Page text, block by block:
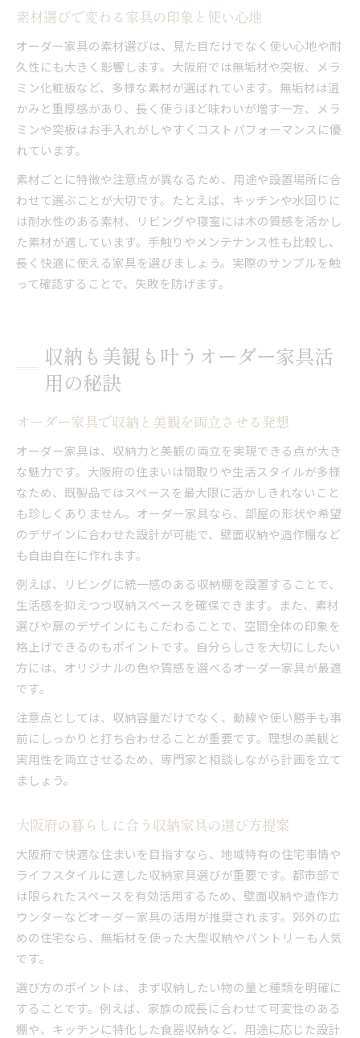
素材選びで変わる家具の印象と使い心地
オーダー家具の素材選びは、見た目だけでなく使い心地や耐
久性にも大きく影響します。大阪府では無垢材や突板、メラ
ミン化粧板など、多様な素材が選ばれています。無垢材は温
かみと重厚感があり、長く使うほど味わいが増す一方、メラ
ミンや突板はお手入れがしやすくコストパフォーマンスに優
れています。
素材ごとに特徴や注意点が異なるため、用途や設置場所に合
わせて選ぶことが大切です。たとえば、キッチンや水回りに
は耐水性のある素材、リビングや寝室には木の質感を活かし
た素材が適しています。手触りやメンテナンス性も比較し、
長く快適に使える家具を選びましょう。実際のサンプルを触
って確認することで、失敗を防げます。
収納も美観も叶うオーダー家具活
用の秘訣
オーダー家具で収納と美観を両立させる発想
オーダー家具は、収納力と美観の両立を実現できる点が大き
な魅力です。大阪府の住まいは間取りや生活スタイルが多様
なため、既製品ではスペースを最大限に活かしきれないこと
も珍しくありません。オーダー家具なら、部屋の形状や希望
のデザインに合わせた設計が可能で、壁面収納や造作棚など
も自由自在に作れます。
例えば、リビングに統一感のある収納棚を設置することで、
生活感を抑えつつ収納スペースを確保できます。また、素材
選びや扉のデザインにもこだわることで、空間全体の印象を
格上げできるのもポイントです。自分らしさを大切にしたい
方には、オリジナルの色や質感を選べるオーダー家具が最適
です。
注意点としては、収納容量だけでなく、動線や使い勝手も事
前にしっかりと打ち合わせることが重要です。理想の美観と
実用性を両立させるため、専門家と相談しながら計画を立て
ましょう。
大阪府の暮らしに合う収納家具の選び方提案
大阪府で快適な住まいを目指すなら、地域特有の住宅事情や
ライフスタイルに適した収納家具選びが重要です。都市部で
は限られたスペースを有効活用するため、壁面収納や造作カ
ウンターなどオーダー家具の活用が推奨されます。郊外の広
めの住宅なら、無垢材を使った大型収納やパントリーも人気
です。
選び方のポイントは、まず収納したい物の量と種類を明確に
することです。例えば、家族の成長に合わせて可変性のある
棚や、キッチンに特化した食器収納など、用途に応じた設計